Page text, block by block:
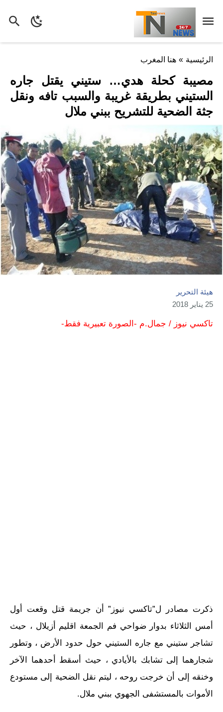
الرئيسية » هنا المغرب
مصيبة كحلة هدي… ستيني يقتل جاره
الستيني بطريقة غريبة والسبب تافه ونقل
جثة الضحية للتشريح ببني ملال
هيئة التحرير
25 يناير 2018
تاكسي نيوز / جمال.م -الصورة تعبيرية فقط-
ذكرت مصادر ل”تاكسي نيوز” أن جريمة قتل وقعت أول
أمس الثلاثاء بدوار ضواحي فم الجمعة اقليم أزيلال ، حيث
تشاجر ستيني مع جاره الستيني حول حدود الأرض ، وتطور
شجارهما إلى تشابك بالأيادي ، حيث أسقط أحدهما الآخر
وخنقه إلى أن خرجت روحه ، ليتم نقل الضحية إلى مستودع
الأموات بالمستشفى الجهوي ببني ملال.